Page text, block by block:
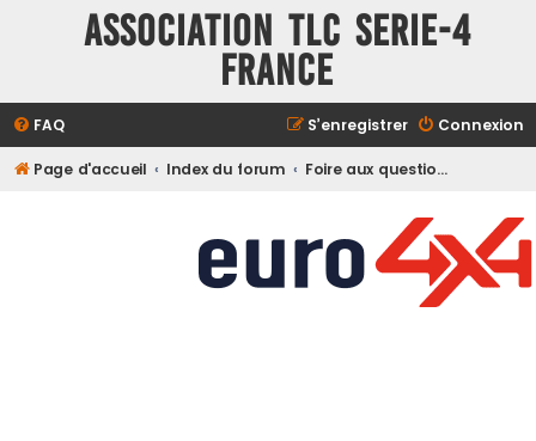
ASSOCIATION TLC SERIE-4
FRANCE
FAQ Connexion
S’enregistrer
Page d'accueil Index du forum Foire aux questions (Questions posées fréquemment)